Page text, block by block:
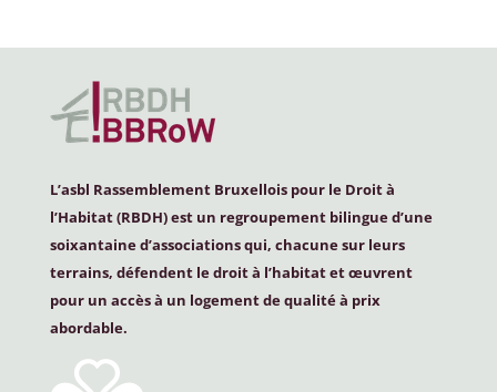
L’asbl Rassemblement Bruxellois pour le Droit à
l’Habitat (RBDH) est un regroupement bilingue d’une
soixantaine d’associations qui, chacune sur leurs
terrains, défendent le droit à l’habitat et œuvrent
pour un accès à un logement de qualité à prix
abordable.